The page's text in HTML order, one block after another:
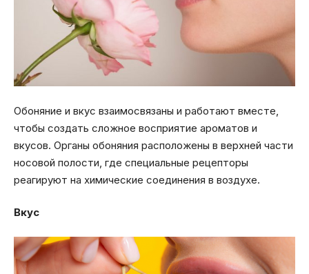
Обоняние и вкус взаимосвязаны и работают вместе,
чтобы создать сложное восприятие ароматов и
вкусов. Органы обоняния расположены в верхней части
носовой полости, где специальные рецепторы
реагируют на химические соединения в воздухе.
Вкус